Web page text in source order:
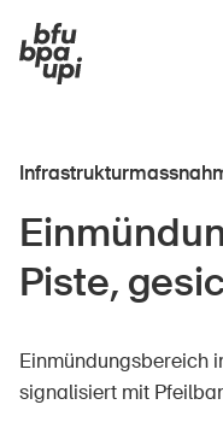
Sport & Bewegung
Zuhause & Garten
Piste,
Einmündungsbereich
signalisiert mit